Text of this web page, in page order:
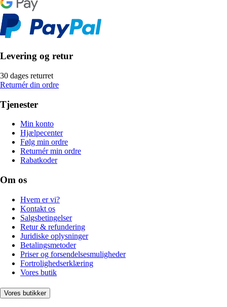
Levering og retur
30 dages returret
Returnér din ordre
Tjenester
Min konto
Hjælpecenter
Følg min ordre
Returnér min ordre
Rabatkoder
Om os
Hvem er vi?
Kontakt os
Salgsbetingelser
Retur & refundering
Juridiske oplysninger
Betalingsmetoder
Priser og forsendelsesmuligheder
Fortrolighedserklæring
Vores butik
Vores butikker